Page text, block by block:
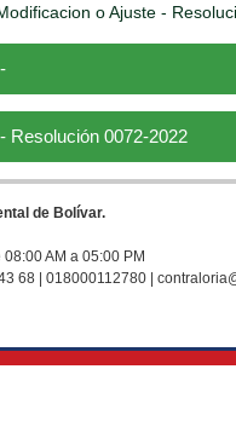
o Ajuste -
Resolución 0072-2022
de Bolívar.
AM a 05:00 PM
68 | 018000112780 |